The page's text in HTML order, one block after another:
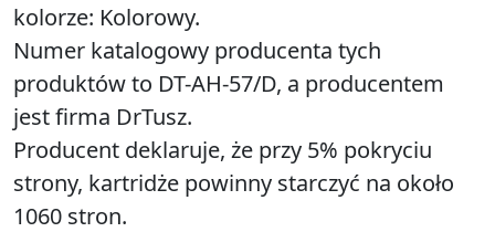
kolorze: Kolorowy.
Numer katalogowy producenta tych
produktów to DT-AH-57/D, a producentem
jest firma DrTusz.
Producent deklaruje, że przy 5% pokryciu
strony, kartridże powinny starczyć na około
1060 stron.